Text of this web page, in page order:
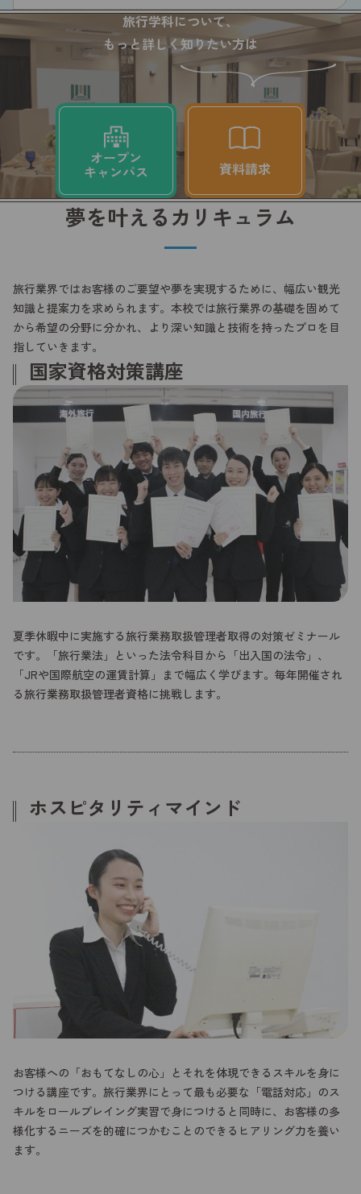
旅行学科について、
もっと詳しく知りたい方は
夢を叶えるカリキュラム
旅行業界ではお客様のご要望や夢を実現するために、幅広い観光
知識と提案力を求められます。本校では旅行業界の基礎を固めて
から希望の分野に分かれ、より深い知識と技術を持ったプロを目
指していきます。
国家資格対策講座
夏季休暇中に実施する旅行業務取扱管理者取得の対策ゼミナール
です。「旅行業法」といった法令科目から「出入国の法令」、
「JRや国際航空の運賃計算」まで幅広く学びます。毎年開催され
る旅行業務取扱管理者資格に挑戦します。
ホスピタリティマインド
お客様への「おもてなしの心」とそれを体現できるスキルを身に
つける講座です。旅行業界にとって最も必要な「電話対応」のス
キルをロールプレイング実習で身につけると同時に、お客様の多
様化するニーズを的確につかむことのできるヒアリング力を養い
ます。